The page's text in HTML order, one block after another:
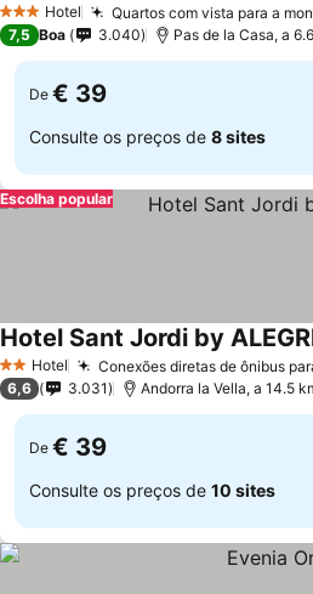
3 EstrelasHotel Quartos com vista para a
7,5 Boa 3.040 Pas de la Casa, a
De € 39
Consulte os preços de 8 sites
Escolha popular
2 Estrelas
Hotel Conexões diretas de ônibus
Hotel Sant Jordi by
6,6 3.031 Andorra la Vella, a 14.5
De € 39
Consulte os preços de 10 sites